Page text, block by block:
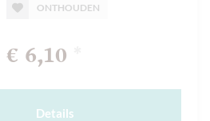
Details
€ 6,10
ONTHOUDEN